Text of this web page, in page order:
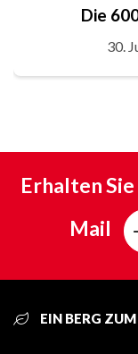
Die
30.
Erhalten
Mail
EIN BERG